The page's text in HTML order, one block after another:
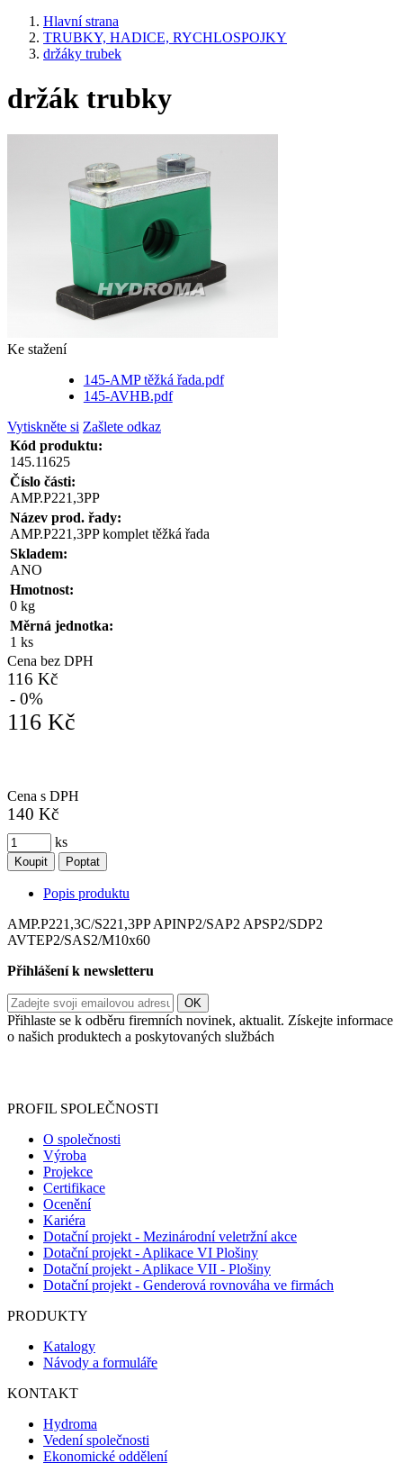
Hlavní strana
TRUBKY, HADICE, RYCHLOSPOJKY
držáky trubek
držák trubky
Ke stažení
145-AMP těžká řada.pdf
145-AVHB.pdf
Vytiskněte si Zašlete odkaz
Kód produktu:
145.11625
Číslo části:
AMP.P221,3PP
Název prod. řady:
AMP.P221,3PP komplet těžká řada
Skladem:
ANO
Hmotnost:
0 kg
Měrná jednotka:
1 ks
Cena bez DPH
116 Kč
- 0%
116 Kč
Cena s DPH
140 Kč
ks
Koupit Poptat
Popis produktu
AMP.P221,3C/S221,3PP APINP2/SAP2 APSP2/SDP2
AVTEP2/SAS2/M10x60
Přihlášení k newsletteru
Přihlaste se k odběru firemních novinek, aktualit. Získejte informace
o našich produktech a poskytovaných službách
PROFIL SPOLEČNOSTI
O společnosti
Výroba
Projekce
Certifikace
Ocenění
Kariéra
Dotační projekt - Mezinárodní veletržní akce
Dotační projekt - Aplikace VI Plošiny
Dotační projekt - Aplikace VII - Plošiny
Dotační projekt - Genderová rovnováha ve firmách
PRODUKTY
Katalogy
Návody a formuláře
KONTAKT
Hydroma
Vedení společnosti
Ekonomické oddělení